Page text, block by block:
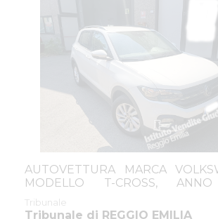
AUTOVETTURA MARCA
MODELLO T-CROSS,
BENZINA
Tribunale
Tribunale di REGGIO EMILIA